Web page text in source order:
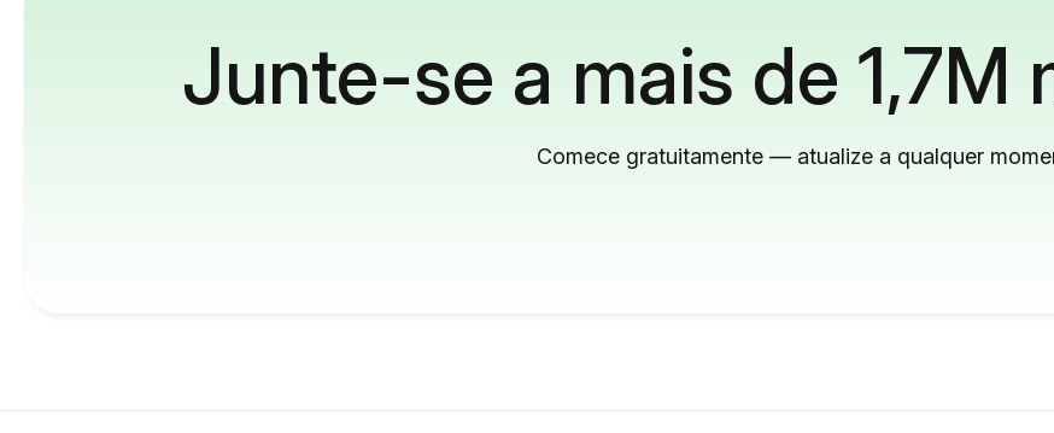
Junte-se a mais de 1,7M
Comece gratuitamente — atualize a qualquer